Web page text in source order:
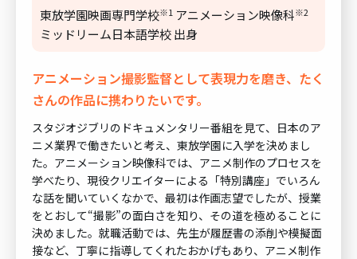
東放学園映画専門学校※1 アニメーション映像科※2
ミッドリーム日本語学校 出身
アニメーション撮影監督として表現力を磨き、たく
さんの作品に携わりたいです。
スタジオジブリのドキュメンタリー番組を見て、日本のア
ニメ業界で働きたいと考え、東放学園に入学を決めまし
た。アニメーション映像科では、アニメ制作のプロセスを
学べたり、現役クリエイターによる「特別講座」でいろん
な話を聞いていくなかで、最初は作画志望でしたが、授業
をとおして“撮影”の面白さを知り、その道を極めることに
決めました。就職活動では、先生が履歴書の添削や模擬面
接など、丁寧に指導してくれたおかげもあり、アニメ制作